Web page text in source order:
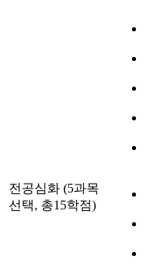
전공심화 (5과목
선택, 총15학점)